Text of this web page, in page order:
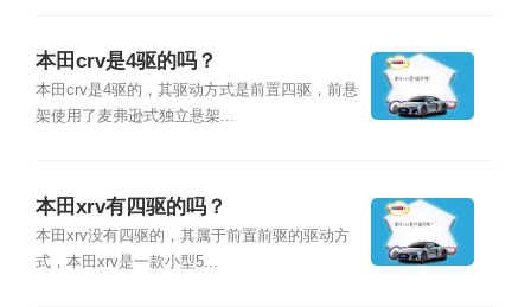
本田crv是4驱的吗？
本田crv是4驱的，其驱动方式是前置四驱，前悬
架使用了麦弗逊式独立悬架...
本田xrv有四驱的吗？
本田xrv没有四驱的，其属于前置前驱的驱动方
式，本田xrv是一款小型5...